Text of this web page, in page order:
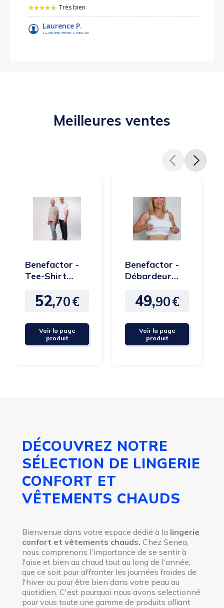
Meilleures ventes
Benefactor -
Tee-Shirt
manches
courtes
ouverture...
Prix
52,70€
Voir la page
produit
Benefactor -
Débardeur
intégrée
Prix
49,90€
Voir la page
produit
DÉCOUVREZ NOTRE
SÉLECTION DE LINGERIE
CONFORT ET
VÊTEMENTS CHAUDS
Bienvenue dans votre espace dédié à la lingerie
confort et vêtements chauds. Chez Senea,
nous comprenons l'importance de se sentir à
l'aise et bien au chaud tout au long de l'année,
que ce soit pour affronter les journées froides de
l'hiver ou pour être bien dans votre peau au
quotidien. C'est pourquoi nous avons selectionné
pour vous toute une gamme de produits alliant